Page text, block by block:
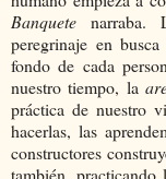
Banquete narraba.
peregrinaje en
fondo de cada
nuestro tiempo, la
práctica de nuestro
hacerlas, las
constructores
también,